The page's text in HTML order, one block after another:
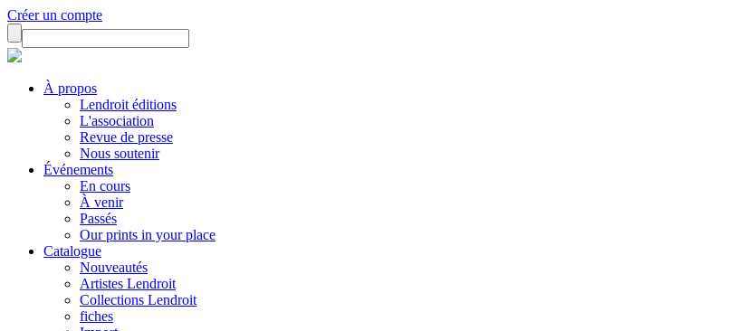
Créer un compte
À propos
Lendroit éditions
L'association
Revue de presse
Nous soutenir
Événements
En cours
À venir
Passés
Our prints in your place
Catalogue
Nouveautés
Artistes Lendroit
Collections Lendroit
fiches